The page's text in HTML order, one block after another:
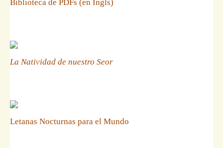
Biblioteca de PDFs (en Ingls)
La Natividad de nuestro Seor
Letanas Nocturnas para el Mundo